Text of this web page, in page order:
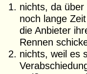
nichts, da über
noch lange
die Anbieter
Rennen
nichts, weil es